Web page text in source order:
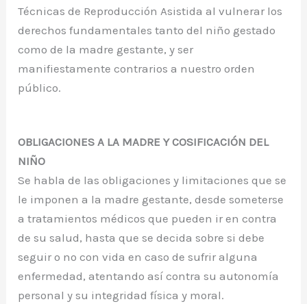
Técnicas de Reproducción Asistida al vulnerar los
derechos fundamentales tanto del niño gestado
como de la madre gestante, y ser
manifiestamente contrarios a nuestro orden
público.
OBLIGACIONES A LA MADRE Y COSIFICACIÓN DEL
NIÑO
Se habla de las obligaciones y limitaciones que se
le imponen a la madre gestante, desde someterse
a tratamientos médicos que pueden ir en contra
de su salud, hasta que se decida sobre si debe
seguir o no con vida en caso de sufrir alguna
enfermedad, atentando así contra su autonomía
personal y su integridad física y moral.